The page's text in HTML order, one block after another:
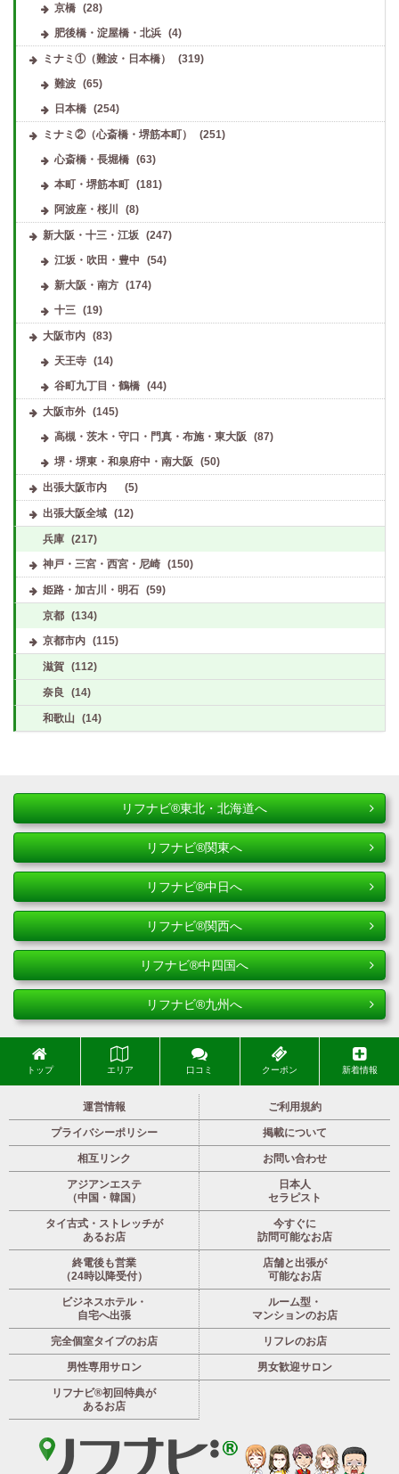
京橋
(28)
肥後橋・淀屋橋・北浜
(4)
ミナミ①（難波・日本橋）
(319)
難波
(65)
日本橋
(254)
ミナミ②（心斎橋・堺筋本町）
(251)
心斎橋・長堀橋
(63)
本町・堺筋本町
(181)
阿波座・桜川
(8)
新大阪・十三・江坂
(247)
江坂・吹田・豊中
(54)
新大阪・南方
(174)
十三
(19)
大阪市内 (83)
天王寺
(14)
谷町九丁目・鶴橋
(44)
大阪市外 (145)
高槻・茨木・守口・門真・布施・東大阪
(87)
堺・堺東・和泉府中・南大阪
(50)
出張大阪市内 (5)
出張大阪全域 (12)
兵庫 (217)
神戸・三宮・西宮・尼崎 (150)
姫路・加古川・明石 (59)
京都 (134)
京都市内 (115)
滋賀 (112)
奈良 (14)
和歌山 (14)
リフナビ®東北・北海道へ
リフナビ®関東へ
リフナビ®中日へ
リフナビ®関西へ
リフナビ®中四国へ
リフナビ®九州へ
トップ エリア 口コミ クーポン 新着情報
運営情報 ご利用規約
プライバシーポリシー 掲載について
相互リンク お問い合わせ
アジアンエステ
（中国・韓国）
日本人
セラピスト
タイ古式・ストレッチが
あるお店
今すぐに
訪問可能なお店
終電後も営業
（24時以降受付）
店舗と出張が
可能なお店
ビジネスホテル・
自宅へ出張
ルーム型・
マンションのお店
完全個室タイプのお店 リフレのお店
男性専用サロン 男女歓迎サロン
リフナビ®初回特典が
あるお店